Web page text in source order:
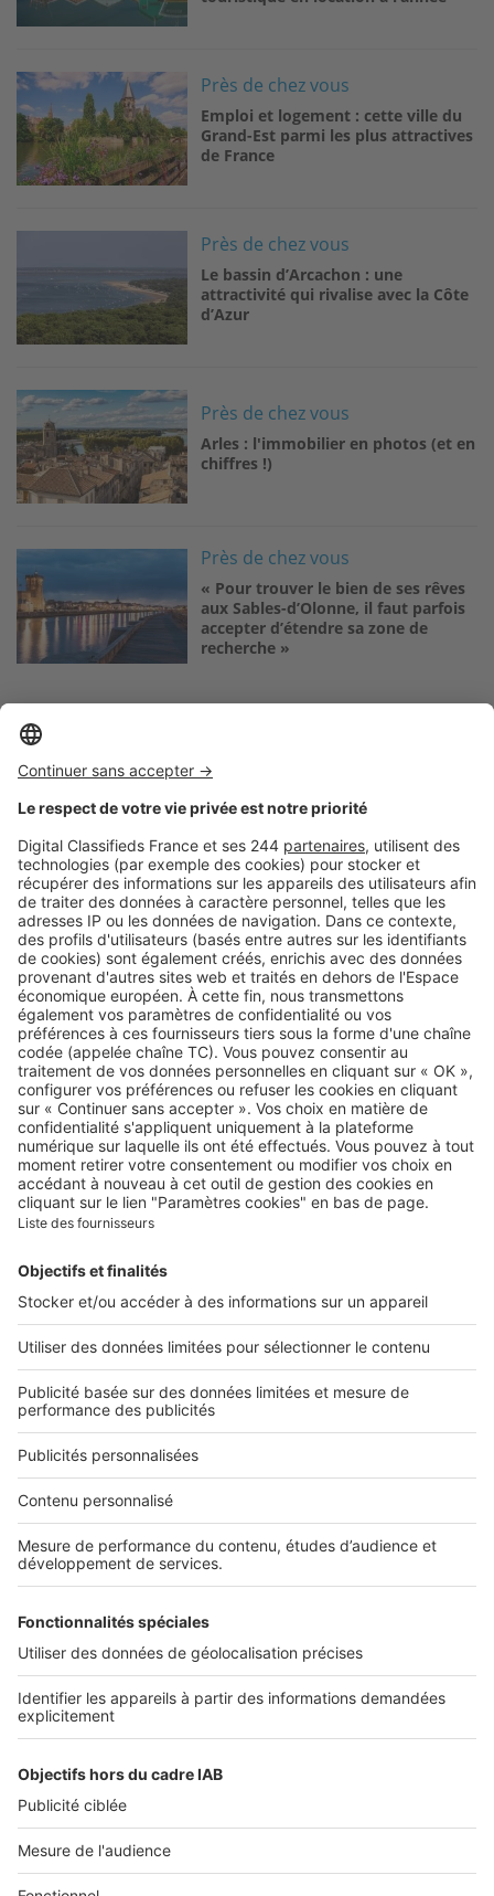
Image Près de chez vous
Emploi et logement : cette ville du
Grand-Est parmi les plus attractives
de France
Près de chez vous
Le bassin d’Arcachon : une
attractivité qui rivalise avec la Côte
d’Azur
Image
Près de chez vous
Arles : l'immobilier en photos (et en
chiffres !)
Image Près de chez vous
« Pour trouver le bien de ses rêves
aux Sables-d’Olonne, il faut parfois
accepter d’étendre sa zone de
recherche »
Logic-Immo c’est aussi …
Retrouvez-nous sur …
A propos
Qui sommes-nous ?
Contacter le service client
Nous rejoindre
Presse
Nos applications
Découvrez nos applications
Services pro
Accès client
Informations légales
Politique Générale de Protection des Données
Charte éditeur